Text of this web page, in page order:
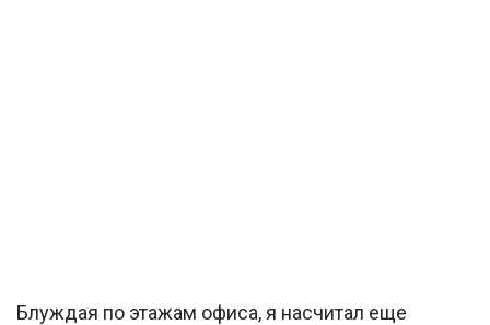
Блуждая по этажам офиса, я насчитал еще